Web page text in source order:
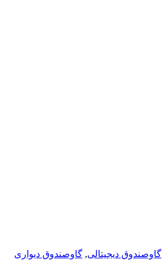
گاوصندوق دیجیتالی, گاوصندوق دیواری